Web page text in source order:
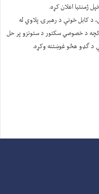
ژمنتیا اعلان کړه.
کابل خونې د رهبرۍ پلاوي له
کچه د خصوصي سکتور د ستونزو پر حل
د ګډو هڅو غوښتنه وکړه.